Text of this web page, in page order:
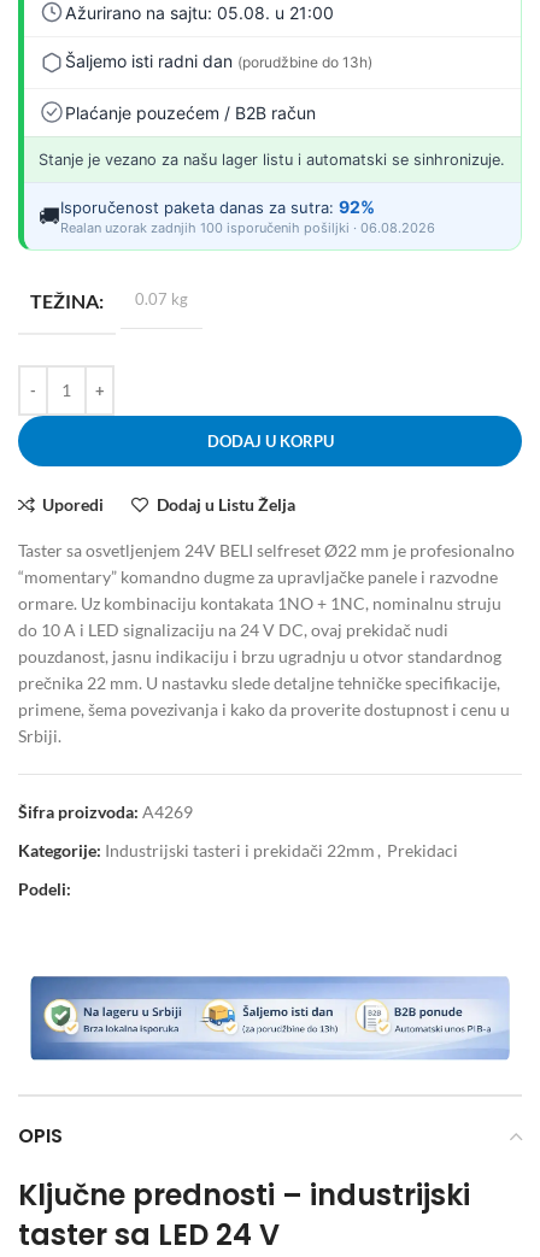
Ažurirano na sajtu: 05.08. u 21:00
Šaljemo isti radni dan (porudžbine do 13h)
Plaćanje pouzećem / B2B račun
Stanje je vezano za našu lager listu i automatski se sinhronizuje.
🚚Isporučenost paketa danas za sutra: 92%
Realan uzorak zadnjih 100 isporučenih pošiljki · 06.08.2026
TEŽINA 0.07 kg
DODAJ U KORPU
Uporedi Dodaj u Listu Želja
Taster sa osvetljenjem 24V BELI selfreset Ø22 mm je profesionalno
“momentary” komandno dugme za upravljačke panele i razvodne
ormare. Uz kombinaciju kontakata 1NO + 1NC, nominalnu struju
do 10 A i LED signalizaciju na 24 V DC, ovaj prekidač nudi
pouzdanost, jasnu indikaciju i brzu ugradnju u otvor standardnog
prečnika 22 mm. U nastavku slede detaljne tehničke specifikacije,
primene, šema povezivanja i kako da proverite dostupnost i cenu u
Srbiji.
Šifra proizvoda: A4269
Kategorije: Industrijski tasteri i prekidači 22mm , Prekidaci
Podeli:
OPIS
Ključne prednosti – industrijski
taster sa LED 24 V